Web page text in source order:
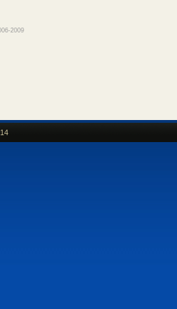
2009